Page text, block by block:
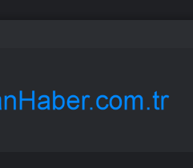
gibi olmayın’ tehdidi